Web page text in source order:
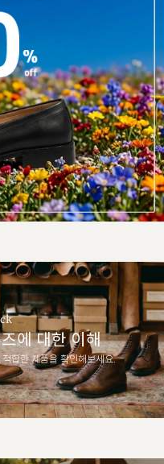
에 대한 이해
합한 제품을 확인해보세요.